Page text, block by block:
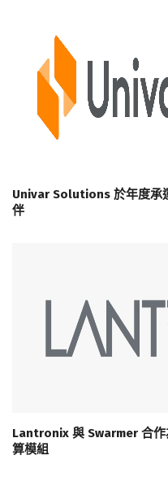
Univar Solutions 於年度承
伴
Lantronix 與 Swarmer 合作
算模組